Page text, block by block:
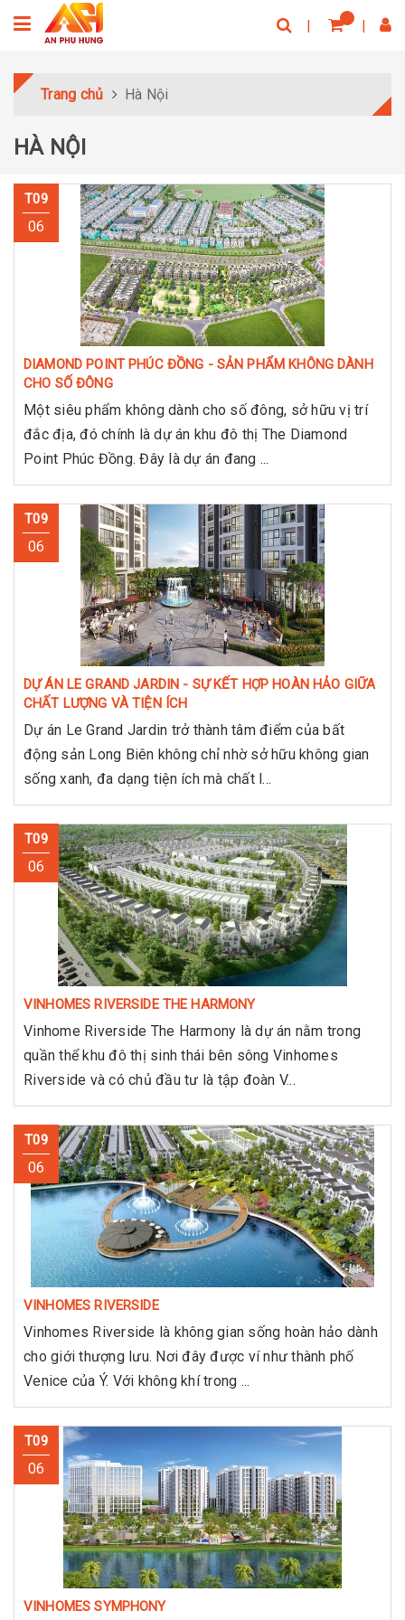
Trang chủ Hà Nội
HÀ NỘI
T09
06
DIAMOND POINT PHÚC ĐỒNG - SẢN PHẨM KHÔNG DÀNH
CHO SỐ ĐÔNG
Một siêu phẩm không dành cho số đông, sở hữu vị trí
đắc địa, đó chính là dự án khu đô thị The Diamond
Point Phúc Đồng. Đây là dự án đang ...
T09
06
DỰ ÁN LE GRAND JARDIN - SỰ KẾT HỢP HOÀN HẢO GIỮA
CHẤT LƯỢNG VÀ TIỆN ÍCH
Dự án Le Grand Jardin trở thành tâm điểm của bất
động sản Long Biên không chỉ nhờ sở hữu không gian
sống xanh, đa dạng tiện ích mà chất l...
T09
06
VINHOMES RIVERSIDE THE HARMONY
Vinhome Riverside The Harmony là dự án nằm trong
quần thể khu đô thị sinh thái bên sông Vinhomes
Riverside và có chủ đầu tư là tập đoàn V...
T09
06
VINHOMES RIVERSIDE
Vinhomes Riverside là không gian sống hoàn hảo dành
cho giới thượng lưu. Nơi đây được ví như thành phố
Venice của Ý. Với không khí trong ...
T09
06
VINHOMES SYMPHONY